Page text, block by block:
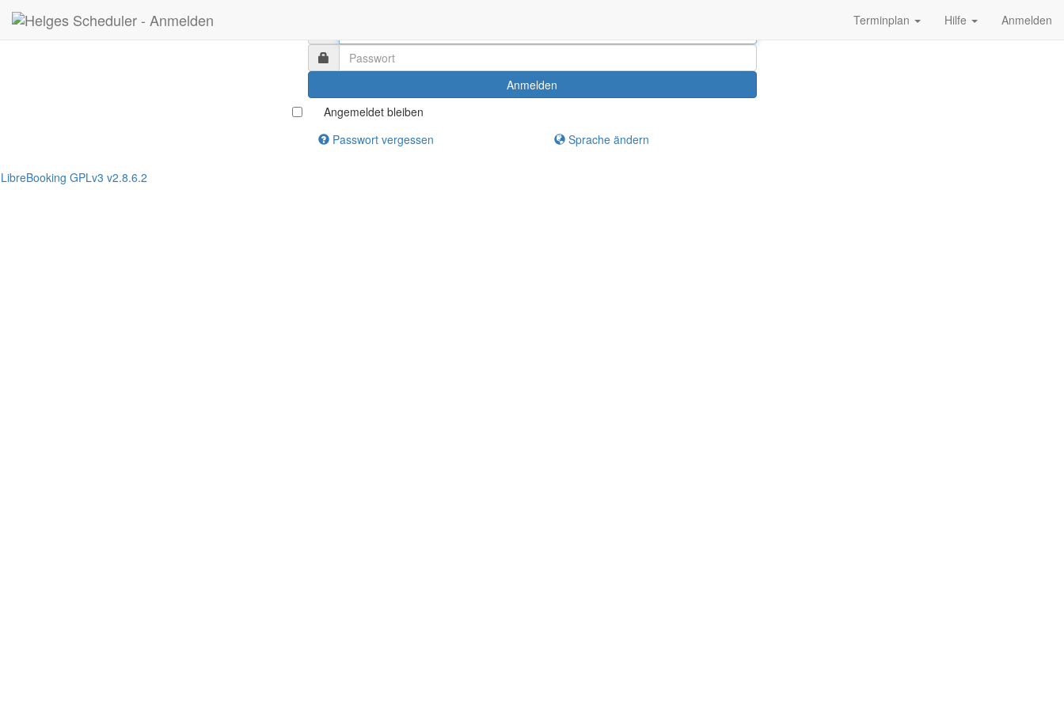
Terminplan Hilfe Anmelden
Anmelden
Angemeldet bleiben
Passwort vergessen
Sprache ändern
LibreBooking GPLv3 v2.8.6.2